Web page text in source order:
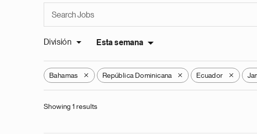
División Esta semana
Bahamas X República Dominicana X Ecuador X
Showing 1 results